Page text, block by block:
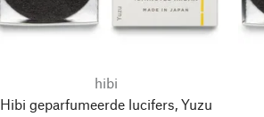
hibi
Hibi geparfumeerde lucifers, Yuzu